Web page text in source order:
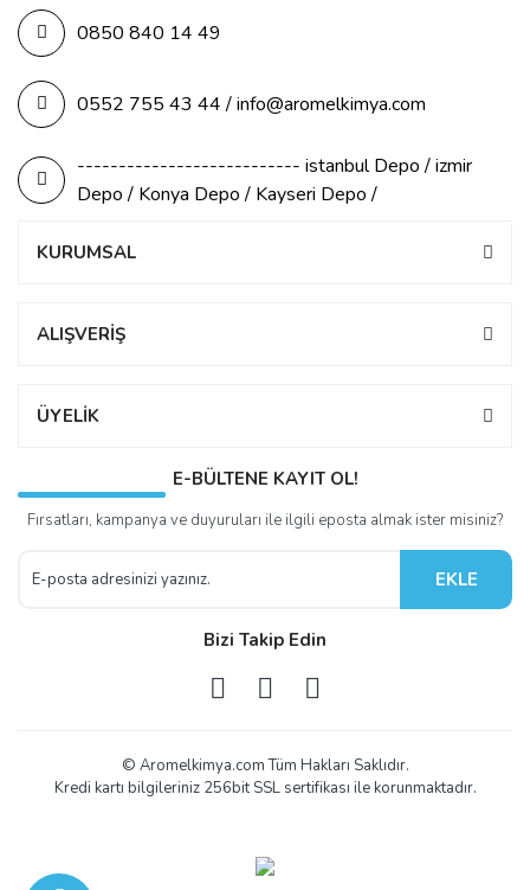
0850 840 14 49
0552 755 43 44 / info@aromelkimya.com
--------------------------- istanbul Depo / izmir
Depo / Konya Depo / Kayseri Depo /
KURUMSAL
ALIŞVERİŞ
ÜYELİK
E-BÜLTENE KAYIT OL!
Fırsatları, kampanya ve duyuruları ile ilgili eposta almak ister misiniz?
EKLE
Bizi Takip Edin
© Aromelkimya.com Tüm Hakları Saklıdır.
Kredi kartı bilgileriniz 256bit SSL sertifikası ile korunmaktadır.